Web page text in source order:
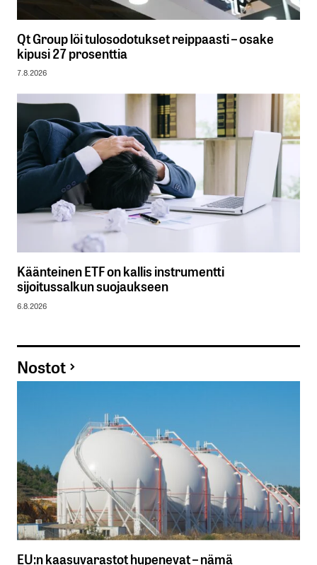
Qt Group löi tulosodotukset reippaasti – osake
kipusi 27 prosenttia
7.8.2026
Käänteinen ETF on kallis instrumentti
sijoitussalkun suojaukseen
6.8.2026
Nostot
EU:n kaasuvarastot hupenevat – nämä